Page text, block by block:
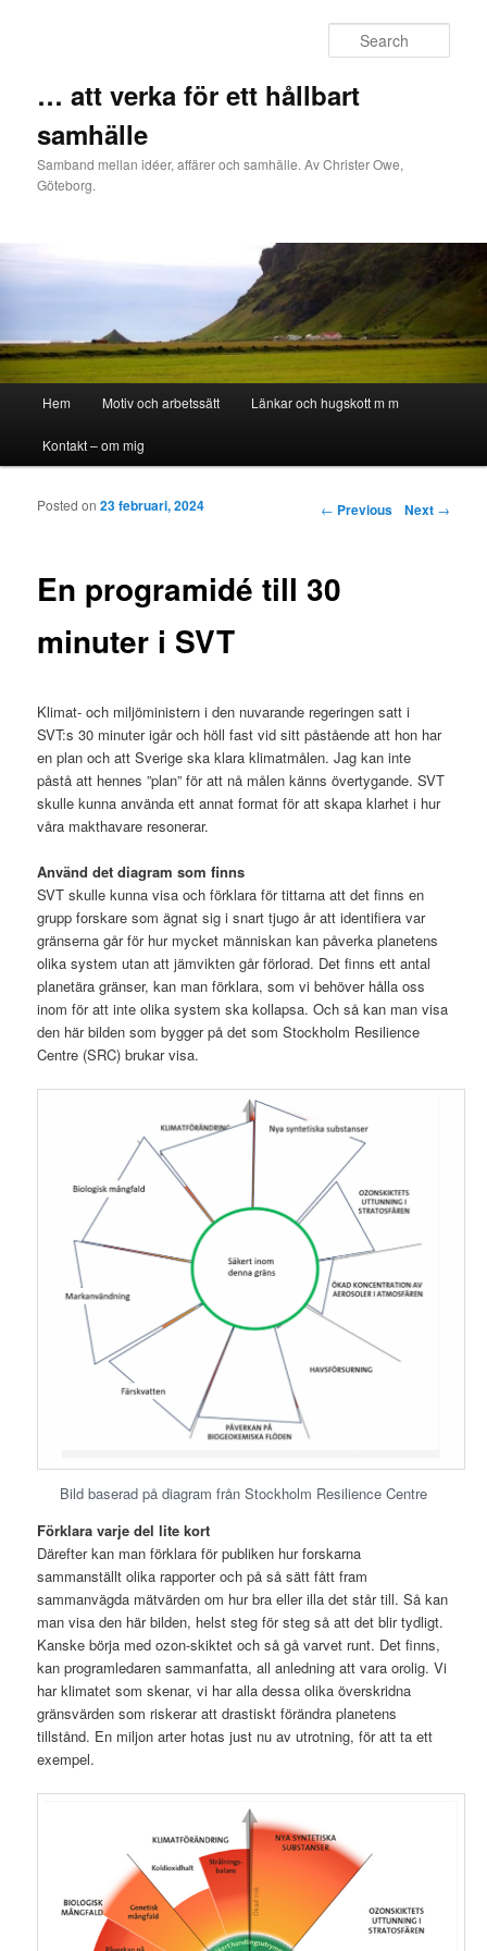
… att verka för ett hållbart
samhälle
Samband mellan idéer, affärer och samhälle. Av Christer Owe,
Göteborg.
Skip to primary content
Skip to secondary content
Hem Motiv och arbetssätt Länkar och hugskott m m
Kontakt – om mig
Post navigation
← Previous Next →
En programidé till 30
minuter i SVT
Posted on23 februari, 2024
Klimat- och miljöministern i den nuvarande regeringen satt i
SVT:s 30 minuter igår och höll fast vid sitt påstående att hon har
en plan och att Sverige ska klara klimatmålen. Jag kan inte
påstå att hennes ”plan” för att nå målen känns övertygande. SVT
skulle kunna använda ett annat format för att skapa klarhet i hur
våra makthavare resonerar.
Använd det diagram som finns
SVT skulle kunna visa och förklara för tittarna att det finns en
grupp forskare som ägnat sig i snart tjugo år att identifiera var
gränserna går för hur mycket människan kan påverka planetens
olika system utan att jämvikten går förlorad. Det finns ett antal
planetära gränser, kan man förklara, som vi behöver hålla oss
inom för att inte olika system ska kollapsa. Och så kan man visa
den här bilden som bygger på det som Stockholm Resilience
Centre (SRC) brukar visa.
Bild baserad på diagram från Stockholm Resilience Centre
Förklara varje del lite kort
Därefter kan man förklara för publiken hur forskarna
sammanställt olika rapporter och på så sätt fått fram
sammanvägda mätvärden om hur bra eller illa det står till. Så kan
man visa den här bilden, helst steg för steg så att det blir tydligt.
Kanske börja med ozon-skiktet och så gå varvet runt. Det finns,
kan programledaren sammanfatta, all anledning att vara orolig. Vi
har klimatet som skenar, vi har alla dessa olika överskridna
gränsvärden som riskerar att drastiskt förändra planetens
tillstånd. En miljon arter hotas just nu av utrotning, för att ta ett
exempel.